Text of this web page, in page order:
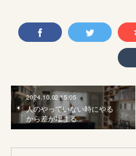
2024.10.02 15:05
人のやっていない時にやる
から差が埋まる